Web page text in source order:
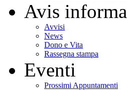
Avis informa
Avvisi
News
Dono e Vita
Rassegna stampa
Eventi
Prossimi Appuntamenti